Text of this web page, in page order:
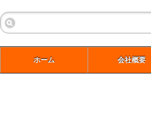
ホーム 会社概要